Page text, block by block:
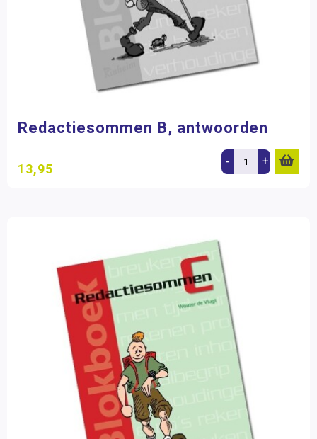
Redactiesommen B, antwoorden
13,95 - +